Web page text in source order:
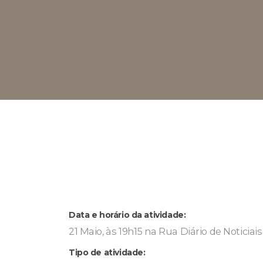
Data e horário da atividade:
21 Maio, às 19h15 na Rua Diário de
Tipo de atividade: